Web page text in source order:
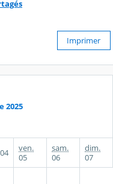
Imprimer
2025
04
ven.
05
sam.
06
dim.
07